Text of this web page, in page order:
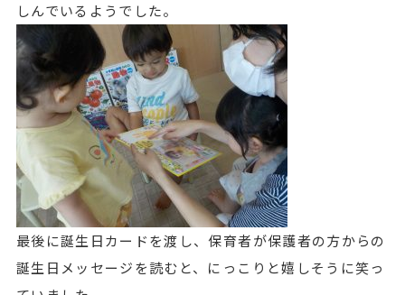
しんでいるようでした。
最後に誕生日カードを渡し、保育者が保護者の方からの
誕生日メッセージを読むと、にっこりと嬉しそうに笑っ